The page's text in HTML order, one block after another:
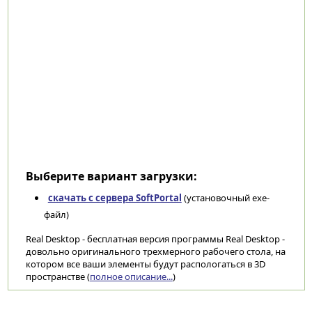
Выберите вариант загрузки:
скачать с сервера SoftPortal (установочный exe-
файл)
Real Desktop - бесплатная версия программы Real Desktop -
довольно оригинального трехмерного рабочего стола, на
котором все ваши элементы будут распологаться в 3D
пространстве (полное описание...)